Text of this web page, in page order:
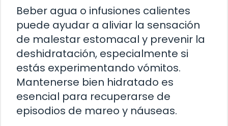
Beber agua o infusiones calientes
puede ayudar a aliviar la sensación
de malestar estomacal y prevenir la
deshidratación, especialmente si
estás experimentando vómitos.
Mantenerse bien hidratado es
esencial para recuperarse de
episodios de mareo y náuseas.